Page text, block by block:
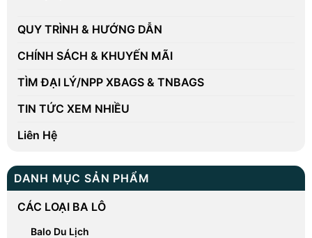
QUY TRÌNH & HƯỚNG DẪN
CHÍNH SÁCH & KHUYẾN MÃI
TÌM ĐẠI LÝ/NPP XBAGS & TNBAGS
TIN TỨC XEM NHIỀU
Liên Hệ
DANH MỤC SẢN PHẨM
CÁC LOẠI BA LÔ
Balo Du Lịch